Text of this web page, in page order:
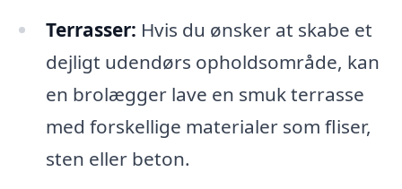
Terrasser: Hvis du ønsker at skabe et
dejligt udendørs opholdsområde, kan
en brolægger lave en smuk terrasse
med forskellige materialer som fliser,
sten eller beton.